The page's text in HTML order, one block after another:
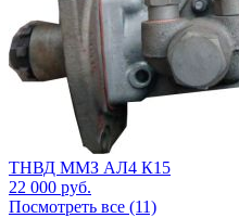
ТНВД ММЗ АЛ4 К15
22 000 руб.
Посмотреть все (11)